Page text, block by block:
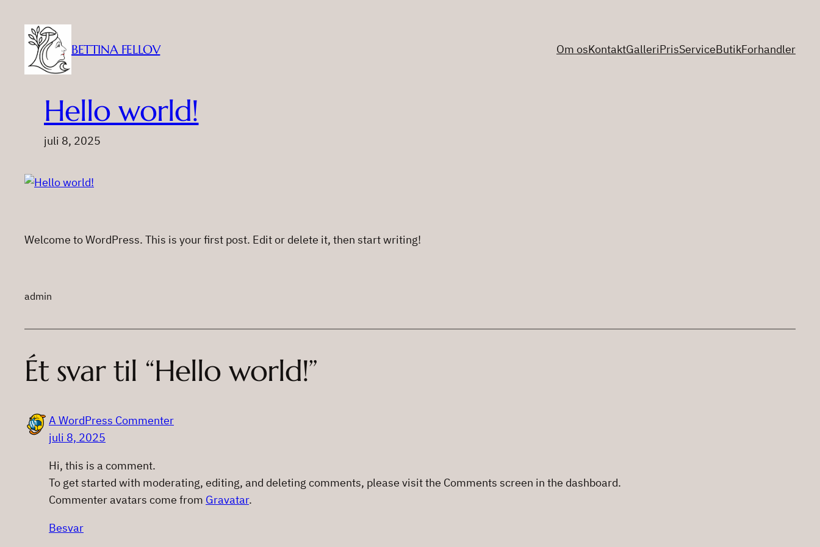
indhold
BETTINA FELLOV Om osKontaktGalleriPrisServiceButikForhandler
Hello world!
juli 8, 2025
Welcome to WordPress. This is your first post. Edit or delete it, then start writing!
admin
Ét svar til “Hello world!”
A WordPress Commenter
juli 8, 2025
Hi, this is a comment.
To get started with moderating, editing, and deleting comments, please visit the Comments screen in the dashboard.
Commenter avatars come from Gravatar.
Besvar